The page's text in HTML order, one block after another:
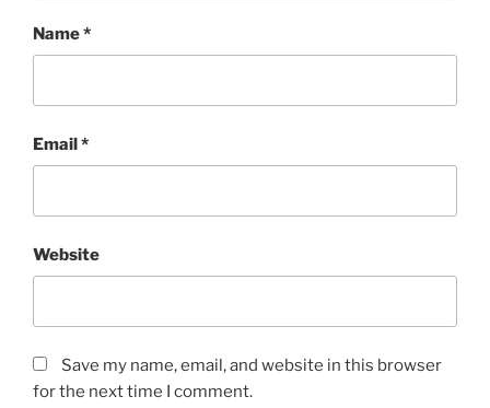
Name*
Email*
Website
Save my name, email, and website in this browser
for the next time I comment.